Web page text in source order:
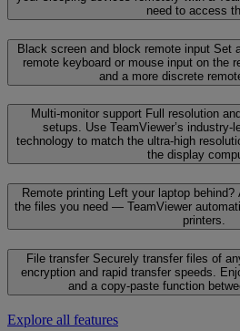
need to access
Black screen and block remote input Set
remote keyboard or mouse input on the
and a more discrete
Multi-monitor support Full resolution
setups. Use TeamViewer’s industry-
technology to match the ultra-high
the display
Remote printing Left your laptop
the files you need — TeamViewer
printers.
File transfer Securely transfer files of
encryption and rapid transfer speeds.
and a copy-paste function
Explore all features